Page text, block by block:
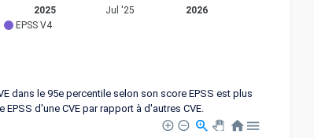
EPSS V4
2025 Jul '25 2026
dans le 95e percentile selon son score EPSS est plus
d'une CVE par rapport à d'autres CVE.